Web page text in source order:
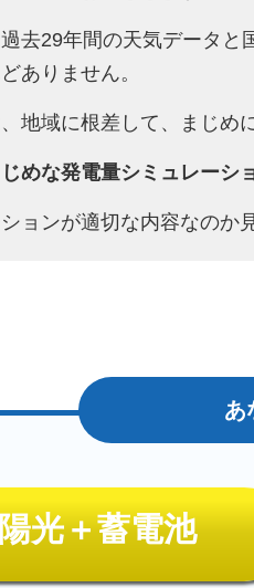
去29年間の天気データ
ありません。
地域に根差して、まじめ
じめな発電量シミュレーシ
ョンが適切な内容なのか
光＋蓄電池